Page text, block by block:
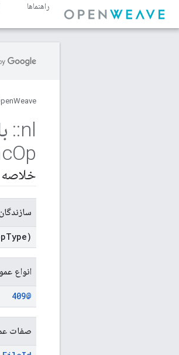
راهنماها
nl
::
Op
خلاصه
Type)
انواع
@409
صفات